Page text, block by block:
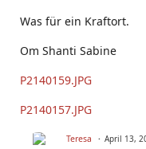
Was für ein Kraftort.
Om Shanti Sabine
P2140159.JPG
P2140157.JPG
Teresa April 13,